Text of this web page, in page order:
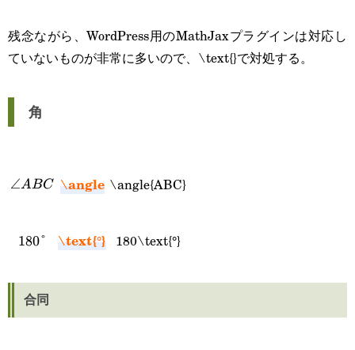
残念ながら、WordPress用のMathJaxプラグインは対応し
ていないものが非常に多いので、\text{}で対処する。
角
\angle{ABC}
∠ABC \angle \angle{ABC}
180\text{°}
180° \text{°} 180\text{°}
合同